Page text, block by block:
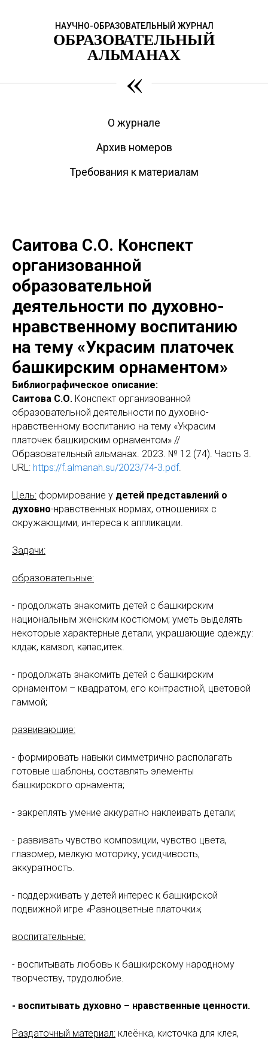
НАУЧНО-ОБРАЗОВАТЕЛЬНЫЙ ЖУРНАЛ
ОБРАЗОВАТЕЛЬНЫЙ
АЛЬМАНАХ
«
О журнале
Архив номеров
Требования к материалам
Саитова С.О. Конспект
организованной
образовательной
деятельности по духовно-
нравственному воспитанию
на тему «Украсим платочек
башкирским орнаментом»
Библиографическое описание:
Саитова С.О. Конспект организованной
образовательной деятельности по духовно-
нравственному воспитанию на тему «Украсим
платочек башкирским орнаментом» //
Образовательный альманах. 2023. № 12 (74). Часть 3.
URL: https://f.almanah.su/2023/74-3.pdf.
Цель: формирование у детей представлений о
духовно-нравственных нормах, отношениях с
окружающими, интереса к аппликации.
Задачи:
образовательные:
- продолжать знакомить детей с башкирским
национальным женским костюмом; уметь выделять
некоторые характерные детали, украшающие одежду:
күлдәк, камзол, кәпәс,итек.
- продолжать знакомить детей с башкирским
орнаментом – квадратом, его контрастной, цветовой
гаммой;
развивающие:
- формировать навыки симметрично располагать
готовые шаблоны, составлять элементы
башкирского орнамента;
- закреплять умение аккуратно наклеивать детали;
- развивать чувство композиции, чувство цвета,
глазомер, мелкую моторику, усидчивость,
аккуратность.
- поддерживать у детей интерес к башкирской
подвижной игре «Разноцветные платочки»;
воспитательные:
- воспитывать любовь к башкирскому народному
творчеству, трудолюбие.
- воспитывать духовно – нравственные ценности.
Раздаточный материал: клеёнка, кисточка для клея,